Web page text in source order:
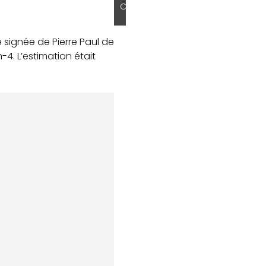
C
de Pierre Paul de
4. L’estimation était